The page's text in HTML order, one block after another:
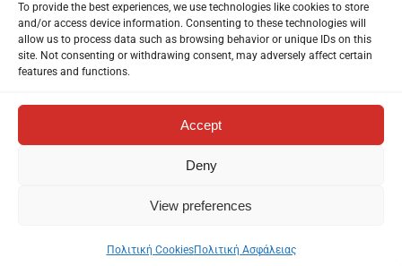
To provide the best experiences, we use technologies like cookies to store
and/or access device information. Consenting to these technologies will
allow us to process data such as browsing behavior or unique IDs on this
site. Not consenting or withdrawing consent, may adversely affect certain
features and functions.
Accept
Deny
View preferences
Πολιτική CookiesΠολιτική Ασφάλειας
European Notified Body 2537
ΠΟΛΙΤΙΚΉ COOKIES